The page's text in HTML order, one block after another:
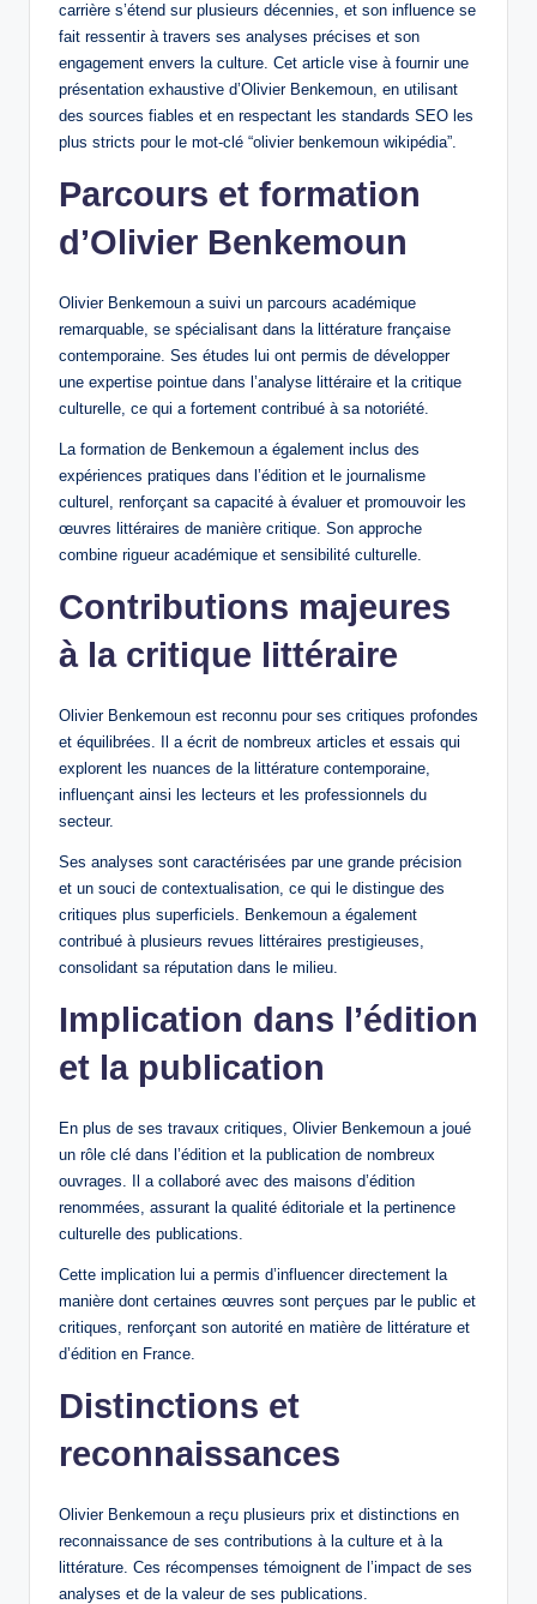
carrière s’étend sur plusieurs décennies, et son influence se
fait ressentir à travers ses analyses précises et son
engagement envers la culture. Cet article vise à fournir une
présentation exhaustive d’Olivier Benkemoun, en utilisant
des sources fiables et en respectant les standards SEO les
plus stricts pour le mot-clé “olivier benkemoun wikipédia”.
Parcours et formation
d’Olivier Benkemoun
Olivier Benkemoun a suivi un parcours académique
remarquable, se spécialisant dans la littérature française
contemporaine. Ses études lui ont permis de développer
une expertise pointue dans l’analyse littéraire et la critique
culturelle, ce qui a fortement contribué à sa notoriété.
La formation de Benkemoun a également inclus des
expériences pratiques dans l’édition et le journalisme
culturel, renforçant sa capacité à évaluer et promouvoir les
œuvres littéraires de manière critique. Son approche
combine rigueur académique et sensibilité culturelle.
Contributions majeures
à la critique littéraire
Olivier Benkemoun est reconnu pour ses critiques profondes
et équilibrées. Il a écrit de nombreux articles et essais qui
explorent les nuances de la littérature contemporaine,
influençant ainsi les lecteurs et les professionnels du
secteur.
Ses analyses sont caractérisées par une grande précision
et un souci de contextualisation, ce qui le distingue des
critiques plus superficiels. Benkemoun a également
contribué à plusieurs revues littéraires prestigieuses,
consolidant sa réputation dans le milieu.
Implication dans l’édition
et la publication
En plus de ses travaux critiques, Olivier Benkemoun a joué
un rôle clé dans l’édition et la publication de nombreux
ouvrages. Il a collaboré avec des maisons d’édition
renommées, assurant la qualité éditoriale et la pertinence
culturelle des publications.
Cette implication lui a permis d’influencer directement la
manière dont certaines œuvres sont perçues par le public et
critiques, renforçant son autorité en matière de littérature et
d’édition en France.
Distinctions et
reconnaissances
Olivier Benkemoun a reçu plusieurs prix et distinctions en
reconnaissance de ses contributions à la culture et à la
littérature. Ces récompenses témoignent de l’impact de ses
analyses et de la valeur de ses publications.